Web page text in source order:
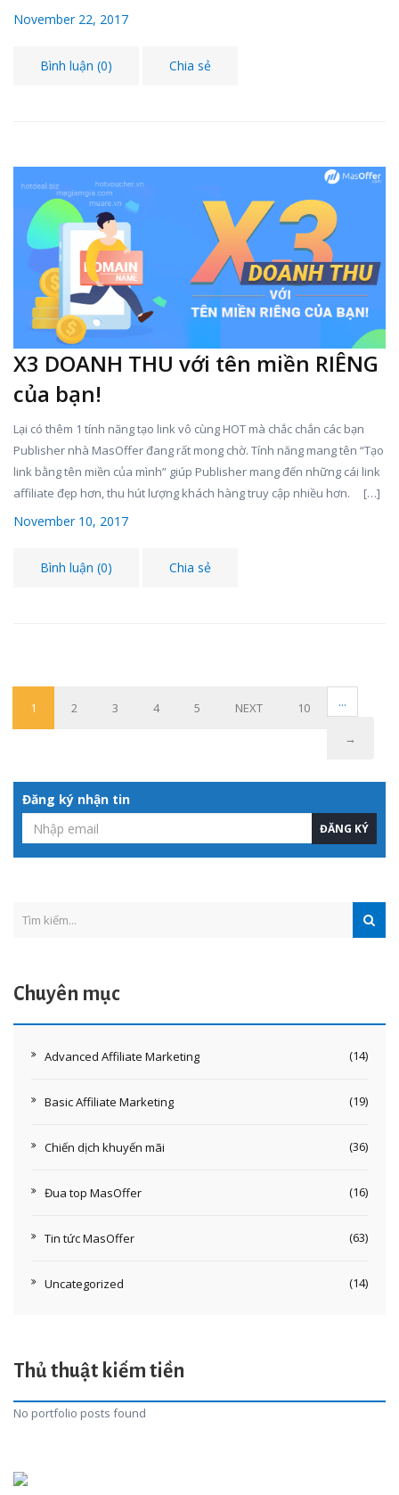
November 22, 2017
Bình luận (0) Chia sẻ
X3 DOANH THU với tên miền RIÊNG
của bạn!
Lại có thêm 1 tính năng tạo link vô cùng HOT mà chắc chắn các bạn
Publisher nhà MasOffer đang rất mong chờ. Tính năng mang tên “Tạo
link bằng tên miền của mình” giúp Publisher mang đến những cái link
affiliate đẹp hơn, thu hút lượng khách hàng truy cập nhiều hơn. […]
November 10, 2017
Bình luận (0) Chia sẻ
1 2 3 4 5 NEXT 10 ...
→
Đăng ký nhận tin
Chuyên mục
Advanced Affiliate Marketing (14)
Basic Affiliate Marketing (19)
Chiến dịch khuyến mãi (36)
Đua top MasOffer (16)
Tin tức MasOffer (63)
Uncategorized (14)
Thủ thuật kiếm tiền
No portfolio posts found